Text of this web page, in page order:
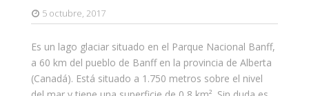
5 octubre, 2017
Es un lago glaciar situado en el Parque Nacional Banff,
a 60 km del pueblo de Banff en la provincia de Alberta
(Canadá). Está situado a 1.750 metros sobre el nivel